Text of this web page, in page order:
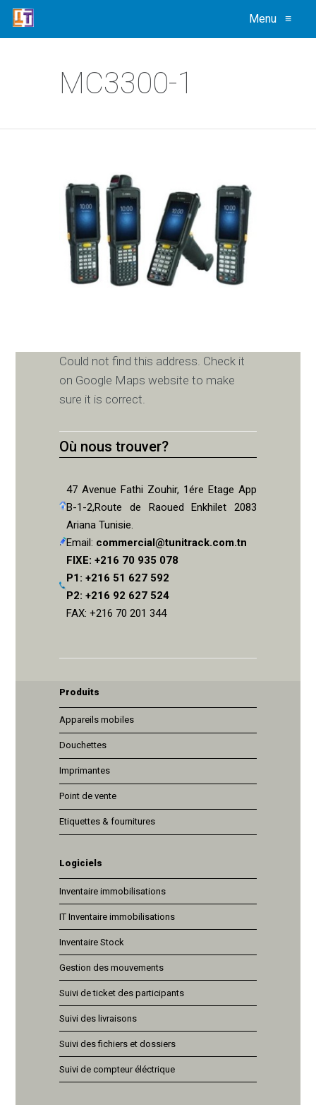
Menu ≡
MC3300-1
Could not find this address. Check it
on Google Maps website to make
sure it is correct.
Où nous trouver?
47 Avenue Fathi Zouhir, 1ére Etage App
B-1-2,Route de Raoued Enkhilet 2083
Ariana Tunisie.
Email: commercial@tunitrack.com.tn
FIXE: +216 70 935 078
P1: +216 51 627 592
P2: +216 92 627 524
FAX: +216 70 201 344
Produits
Appareils mobiles
Douchettes
Imprimantes
Point de vente
Etiquettes & fournitures
Logiciels
Inventaire immobilisations
IT Inventaire immobilisations
Inventaire Stock
Gestion des mouvements
Suivi de ticket des participants
Suivi des livraisons
Suivi des fichiers et dossiers
Suivi de compteur éléctrique